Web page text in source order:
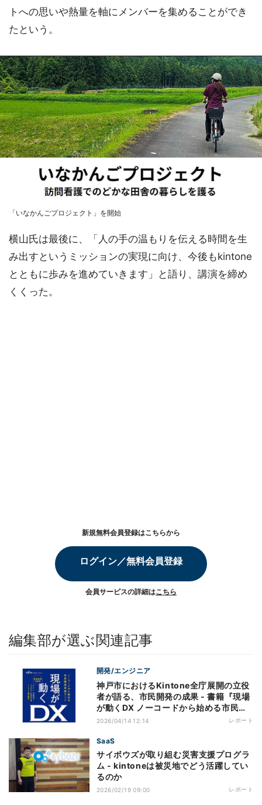
トへの思いや熱量を軸にメンバーを集めることができ
たという。
「いなかんごプロジェクト」を開始
横山氏は最後に、「人の手の温もりを伝える時間を生
み出すというミッションの実現に向け、今後もkintone
とともに歩みを進めていきます」と語り、講演を締め
くくった。
新規無料会員登録はこちらから
ログイン／無料会員登録
会員サービスの詳細はこちら
編集部が選ぶ関連記事
開発/エンジニア
神戸市におけるKintone全庁展開の立役
者が語る、市民開発の成果 - 書籍『現場
が動くDX ノーコードから始める市民開
発実践ガイド』より
2026/04/14 12:14 レポート
SaaS
サイボウズが取り組む災害支援プログラ
ム - kintoneは被災地でどう活躍してい
るのか
2026/02/19 09:00 レポート